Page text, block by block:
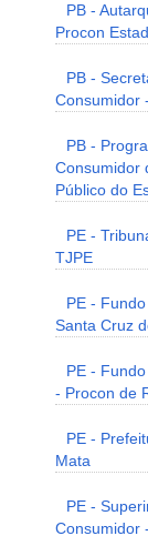
PB -
Procon
PB -
Consumidor
PB -
Consumidor
Público do
PE -
TJPE
PE -
Santa Cruz
PE -
- Procon de
PE -
Mata
PE -
Consumidor